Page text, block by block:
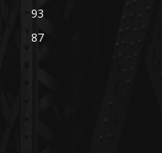
93
87